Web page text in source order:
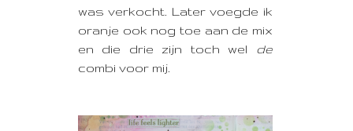
was verkocht. Later voegde ik
oranje ook nog toe aan de mix
en die drie zijn toch wel de
combi voor mij.